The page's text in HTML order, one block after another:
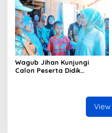
Polri Presisi
Wagub Jihan Kunjungi
Calon Peserta Didik
Wujudkan Mimpi Generasi